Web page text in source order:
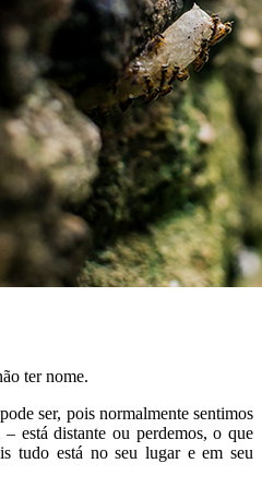
ter nome.
ser, pois normalmente sentimos
está distante ou perdemos, o que
tudo está no seu lugar e em seu